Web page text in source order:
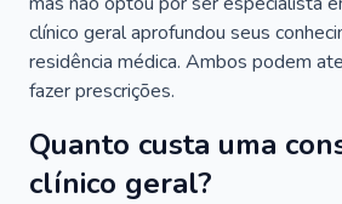
clínico geral aprofundou seus
residência médica. Ambos podem
fazer prescrições.
Quanto custa uma
clínico geral?